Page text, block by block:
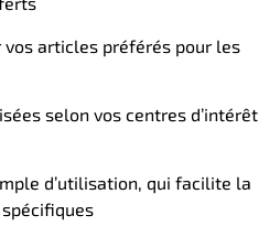
vos articles préférés pour les
selon vos centres d’intérêt
d’utilisation, qui facilite la